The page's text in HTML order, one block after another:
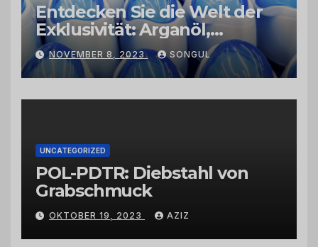
Entdecken Sie die Welt der
Exklusivität: Arganöl,
Kaktusfeigenkernöl und
Schwarzkümmelöl von
vertrauenswürdigen
Großhändlern und Anbietern
NOVEMBER 8, 2023 SONGUL
UNCATEGORIZED
POL-PDTR: Diebstahl von
Grabschmuck
OKTOBER 19, 2023 AZIZ